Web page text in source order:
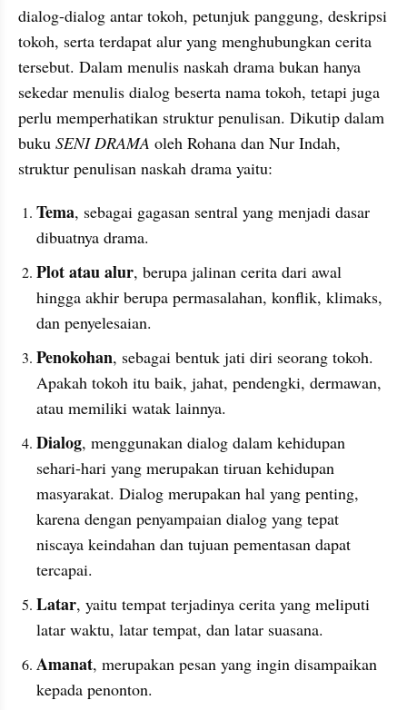
dialog-dialog antar tokoh, petunjuk panggung, deskripsi
tokoh, serta terdapat alur yang menghubungkan cerita
tersebut. Dalam menulis naskah drama bukan hanya
sekedar menulis dialog beserta nama tokoh, tetapi juga
perlu memperhatikan struktur penulisan. Dikutip dalam
buku SENI DRAMA oleh Rohana dan Nur Indah,
struktur penulisan naskah drama yaitu:
Tema, sebagai gagasan sentral yang menjadi dasar
dibuatnya drama.
Plot atau alur, berupa jalinan cerita dari awal
hingga akhir berupa permasalahan, konflik, klimaks,
dan penyelesaian.
Penokohan, sebagai bentuk jati diri seorang tokoh.
Apakah tokoh itu baik, jahat, pendengki, dermawan,
atau memiliki watak lainnya.
Dialog, menggunakan dialog dalam kehidupan
sehari-hari yang merupakan tiruan kehidupan
masyarakat. Dialog merupakan hal yang penting,
karena dengan penyampaian dialog yang tepat
niscaya keindahan dan tujuan pementasan dapat
tercapai.
Latar, yaitu tempat terjadinya cerita yang meliputi
latar waktu, latar tempat, dan latar suasana.
Amanat, merupakan pesan yang ingin disampaikan
kepada penonton.